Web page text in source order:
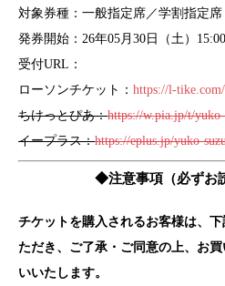
対象券種： 一般指定席／学割指定席
発券開始：26年05月30日（土）
受付URL：
ローソンチケット： https://l-
ちけっとぴあ：https://w.pia.jp/t/
イープラス：https://eplus.jp/yuko-
◆注意事項（必ずお
チケットを購入されるお客様は、
ただき、ご了承・ご同意の上、お
いいたします。